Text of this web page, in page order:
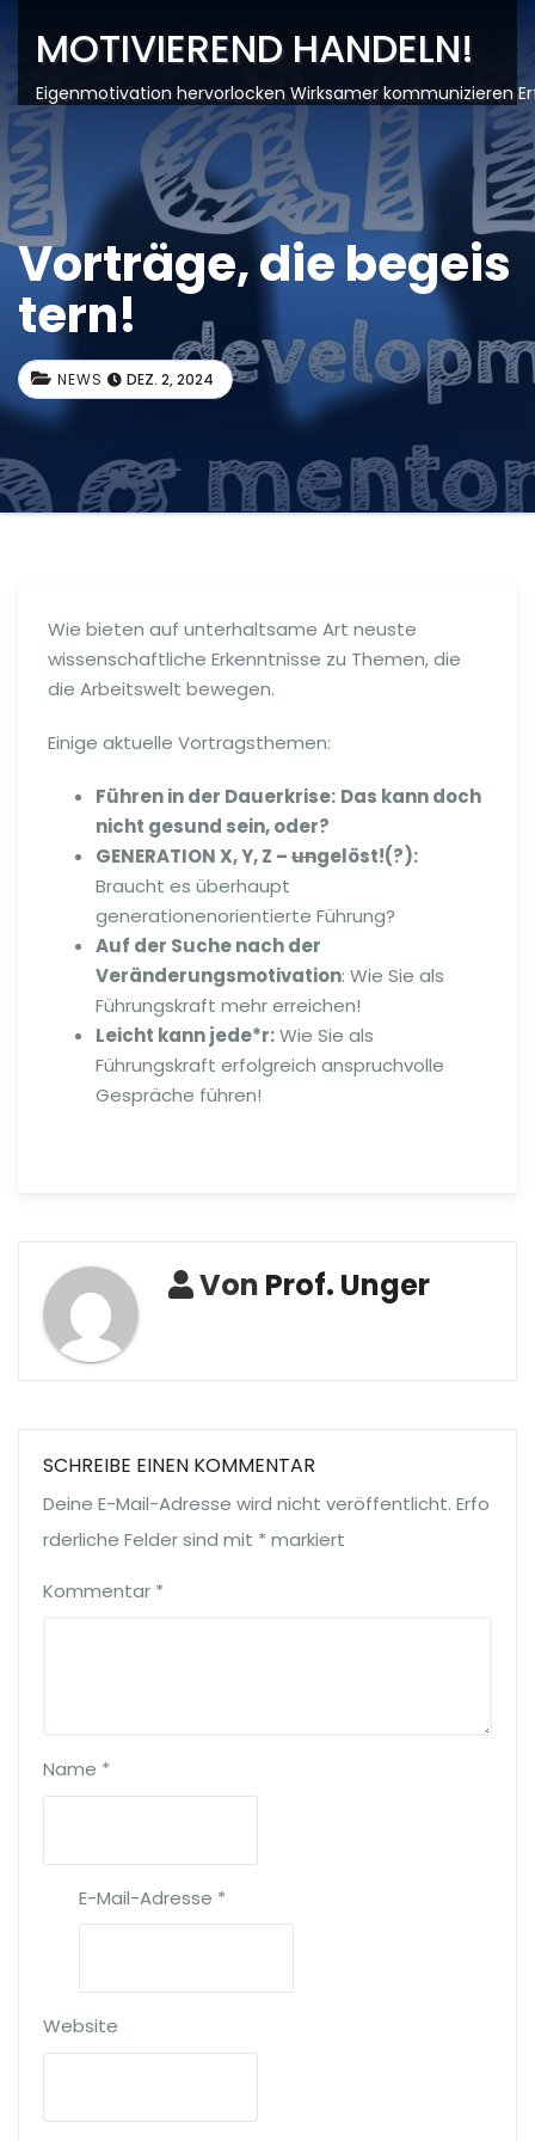
MOTIVIEREND HANDELN!
Eigenmotivation hervorlocken Wirksamer kommunizieren
Vorträge, die begeis
tern!
NEWS DEZ. 2, 2024
Wie bieten auf unterhaltsame Art neuste
wissenschaftliche Erkenntnisse zu Themen, die
die Arbeitswelt bewegen.
Einige aktuelle Vortragsthemen:
Führen in der Dauerkrise: Das kann doch
nicht gesund sein, oder?
GENERATION X, Y, Z –ungelöst!(?):
Braucht es überhaupt
generationenorientierte Führung?
Auf der Suche nach der
Veränderungsmotivation: Wie Sie als
Führungskraft mehr erreichen!
Leicht kann jede*r:Wie Sie als
Führungskraft erfolgreich anspruchvolle
Gespräche führen!
Von Prof. Unger
SCHREIBE EINEN KOMMENTAR
Deine E-Mail-Adresse wird nicht veröffentlicht. Erfo
rderliche Felder sind mit * markiert
Kommentar *
Name *
E-Mail-Adresse *
Website